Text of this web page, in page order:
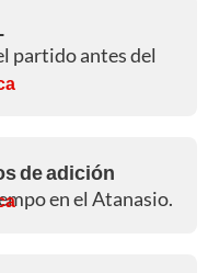
partido antes del
de adición
en el Atanasio.